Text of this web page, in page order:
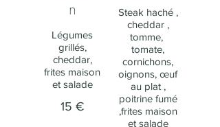
n​
Légumes
grillés,
cheddar,
frites maison
et salade
15 €
Steak haché ,
cheddar ,
tomme, ​
tomate,
cornichons,
oignons, œuf
au plat ,
poitrine fumé
,frites maison
et salade